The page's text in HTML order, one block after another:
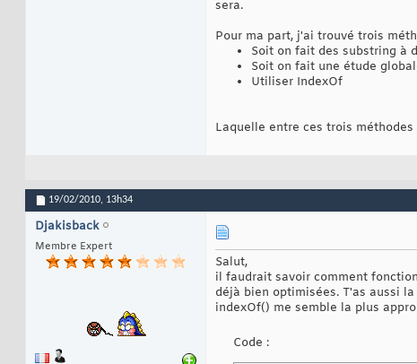
sera.
Pour ma part, j'ai trouvé trois
Soit on fait des substring à
Soit on fait une étude
Utiliser IndexOf
Laquelle entre ces trois
19/02/2010, 13h34
Djakisback
Membre Expert
Salut,
il faudrait savoir comment
déjà bien optimisées. T'as aussi
indexOf() me semble la plus
Code :